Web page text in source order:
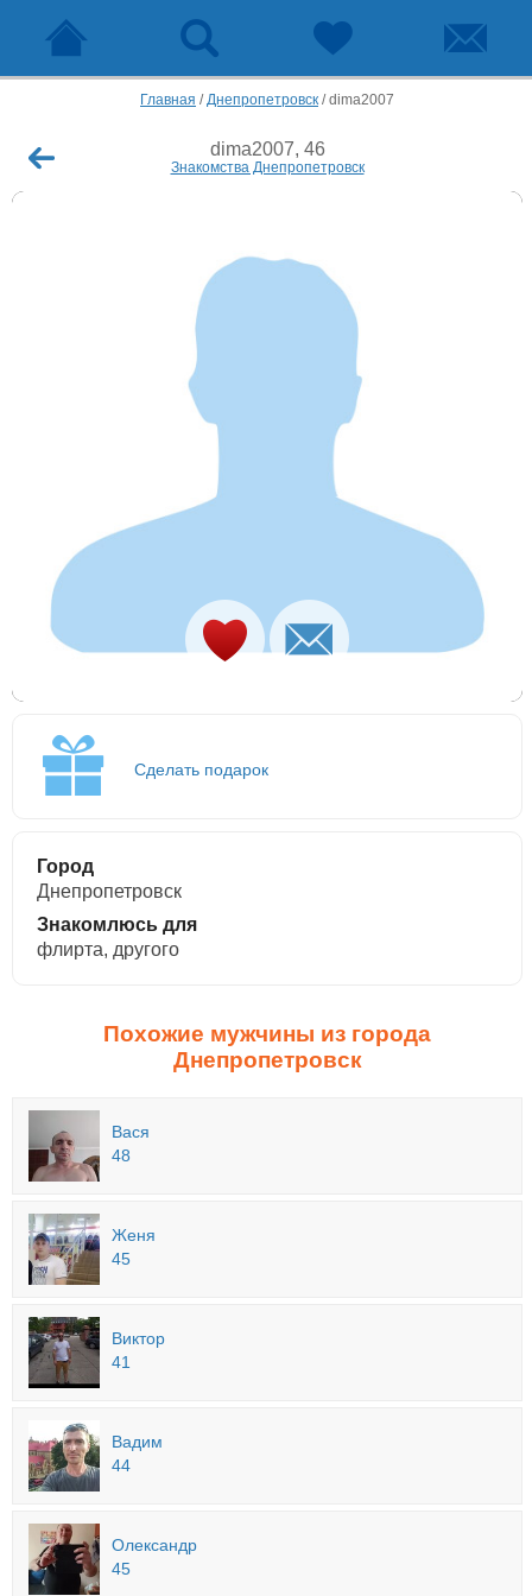
Главная /Днепропетровск /dima2007
dima2007, 46
Знакомства Днепропетровск
Сделать подарок
Город
Днепропетровск
Знакомлюсь для
флирта, другого
Похожие мужчины из города
Днепропетровск
Вася
48
Женя
45
Виктор
41
Вадим
44
Олександр
45